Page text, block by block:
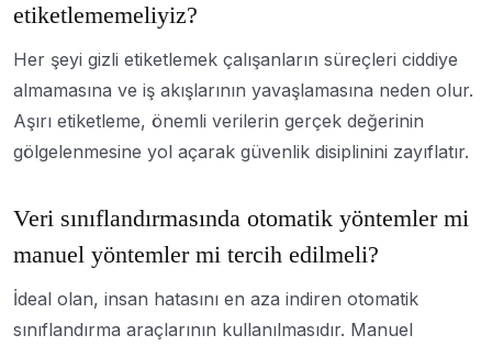
etiketlememeliyiz?
Her şeyi gizli etiketlemek çalışanların süreçleri ciddiye
almamasına ve iş akışlarının yavaşlamasına neden olur.
Aşırı etiketleme, önemli verilerin gerçek değerinin
gölgelenmesine yol açarak güvenlik disiplinini zayıflatır.
Veri sınıflandırmasında otomatik yöntemler mi
manuel yöntemler mi tercih edilmeli?
İdeal olan, insan hatasını en aza indiren otomatik
sınıflandırma araçlarının kullanılmasıdır. Manuel